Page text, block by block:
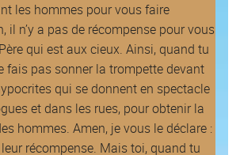
les hommes pour vous faire
il n’y a pas de récompense pour vous
qui est aux cieux. Ainsi, quand tu
fais pas sonner la trompette devant
qui se donnent en spectacle
et dans les rues, pour obtenir la
hommes. Amen, je vous le déclare :
récompense. Mais toi, quand tu